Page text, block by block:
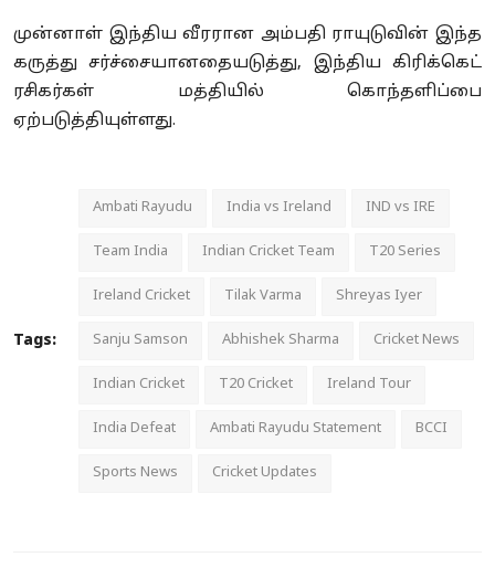
முன்னாள் இந்திய வீரரான அம்பதி ராயுடுவின் இந்த
கருத்து சர்ச்சையானதையடுத்து, இந்திய கிரிக்கெட்
ரசிகர்கள் மத்தியில் கொந்தளிப்பை
ஏற்படுத்தியுள்ளது.
Tags:
Ambati Rayudu India vs Ireland IND vs IRE
Team India Indian Cricket Team T20 Series
Ireland Cricket Tilak Varma Shreyas Iyer
Sanju Samson Abhishek Sharma Cricket News
Indian Cricket T20 Cricket Ireland Tour
India Defeat Ambati Rayudu Statement BCCI
Sports News Cricket Updates